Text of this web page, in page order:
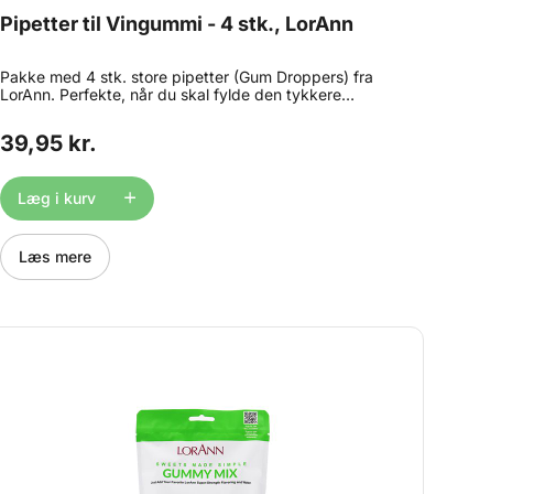
Pipetter til Vingummi - 4 stk., LorAnn
Pakke med 4 stk. store pipetter (Gum Droppers) fra
LorAnn. Perfekte, når du skal fylde den tykkere
39,95 kr.
Læg i kurv
Læs mere